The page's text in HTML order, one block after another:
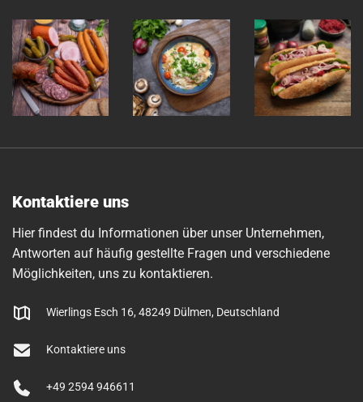
Kontaktiere uns
Hier findest du Informationen über unser Unternehmen,
Antworten auf häufig gestellte Fragen und verschiedene
Möglichkeiten, uns zu kontaktieren.
Wierlings Esch 16, 48249 Dülmen, Deutschland
Kontaktiere uns
+49 2594 946611